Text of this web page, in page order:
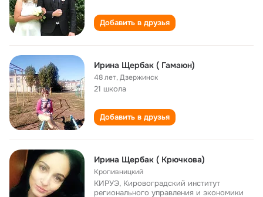
Добавить в друзья
Ирина Щербак ( Гамаюн)
48 лет,Дзержинск
21 школа
Добавить в друзья
Иринa Щербак ( Крючкова)
Кропивницкий
КИРУЭ, Кировоградский институт
регионального управления и экономики